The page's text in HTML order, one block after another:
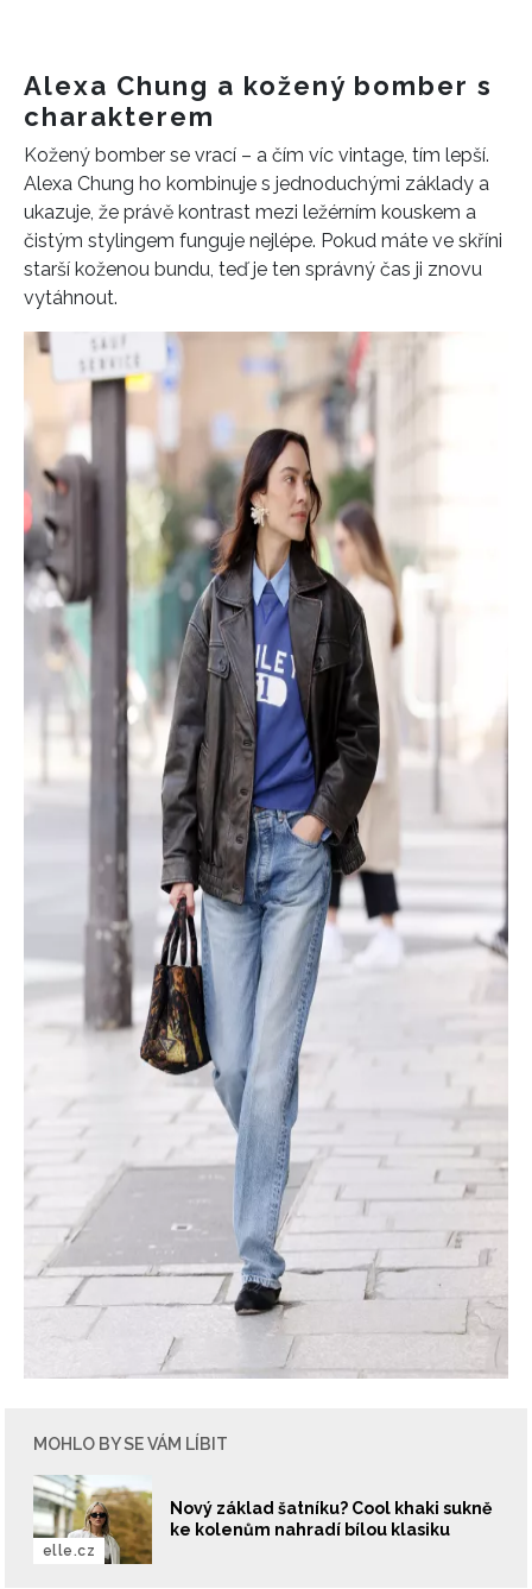
Alexa Chung a kožený bomber s
charakterem
Kožený bomber se vrací – a čím víc vintage, tím lepší.
Alexa Chung ho kombinuje s jednoduchými základy a
ukazuje, že právě kontrast mezi ležérním kouskem a
čistým stylingem funguje nejlépe. Pokud máte ve skříni
starší koženou bundu, teď je ten správný čas ji znovu
vytáhnout.
MOHLO BY SE VÁM LÍBIT
Nový základ šatníku? Cool khaki sukně
ke kolenům nahradí bílou klasiku
elle.cz